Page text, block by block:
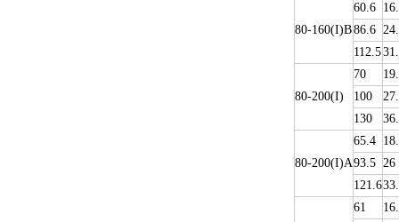
80-160(I)B
60.6
86.6
112.5
80-200(I)
70
100
130
80-200(I)A
65.4
93.5 26
121.6
61